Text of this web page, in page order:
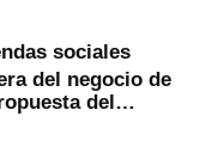
sociales
del negocio de
del